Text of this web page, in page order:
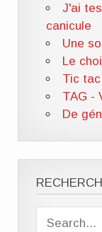
J'ai
canicule
Une
Le
Tic
TAG -
De